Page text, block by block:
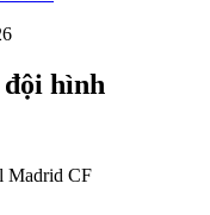
hình
Madrid CF